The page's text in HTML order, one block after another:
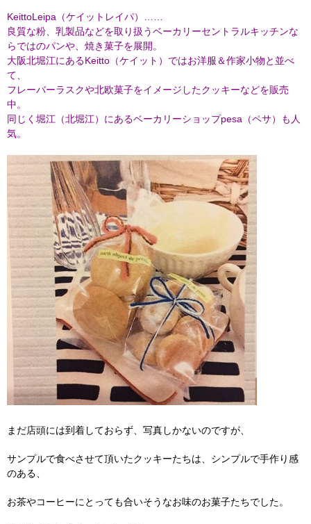
KeittoLeipa（ケイットレイパ）……
良質な粉、乳製品などを取り扱うベーカリーセントラルキッチンな
らではのパンや、焼き菓子を展開。
大阪北堀江にあるKeitto（ケイット）ではお洋服＆作家小物と並べ
て、
フレーバーラスクや北欧菓子をイメージしたクッキーなどを販売
中。
同じく堀江（北堀江）にあるベーカリーショップpesa（ペサ）も人
気。
まだ店頭には到着しておらず、写真しかないのですが、
サンプルで食べさせて頂いたクッキーたちは、シンプルで手作り感
のある、
お茶やコーヒーにとっても合いそうなお味のお菓子たちでした。